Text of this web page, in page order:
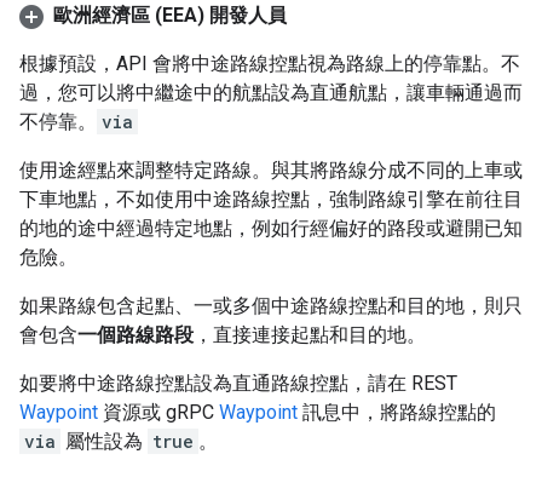
歐洲經濟區 (EEA) 開發人員
根據預設，API 會將中途路線控點視為路線上的停靠點。不
過，您可以將中繼途中的航點設為直通航點，讓車輛通過而
不停靠。
via
使用途經點來調整特定路線。與其將路線分成不同的上車或
下車地點，不如使用中途路線控點，強制路線引擎在前往目
的地的途中經過特定地點，例如行經偏好的路段或避開已知
危險。
如果路線包含起點、一或多個中途路線控點和目的地，則只
會包含一個路線路段 ，直接連接起點和目的地。
如要將中途路線控點設為直通路線控點，請在 REST
Waypoint 資源或 gRPC Waypoint 訊息中，將路線控點的
via 屬性設為 true 。